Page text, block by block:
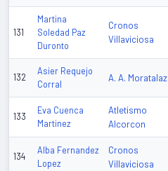
131
Martina
Soledad Paz
Duronto
Cronos
Villaviciosa
132
Asier Requejo
Corral
A. A. Moratalaz
133
Eva Cuenca
Martinez
Atletismo
Alcorcon
134
Alba Fernandez
Lopez
Cronos
Villaviciosa